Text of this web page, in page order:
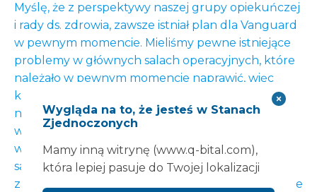
Myślę, że z perspektywy naszej grupy opiekuńczej
i rady ds. zdrowia, zawsze istniał plan dla Vanguard
w pewnym momencie. Mieliśmy pewne istniejące
problemy w głównych salach operacyjnych, które
należało w pewnym momencie naprawić, więc
krytyczny incydent rzeczywiście dał okazję do
naprawienia również innych problemów. Więc jest
w tym pozytywna strona tego, że byliśmy w stanie
wykonać tę pracę w tym okresie w głównych
salach operacyjnych. Więc myślę, że Vanguard
zawsze miało być dla nas opcją i chodziło o to, gdzie
Wygląda na to, że jesteś w Stanach
Zjednoczonych
Mamy inną witrynę (www.q-bital.com),
która lepiej pasuje do Twojej lokalizacji